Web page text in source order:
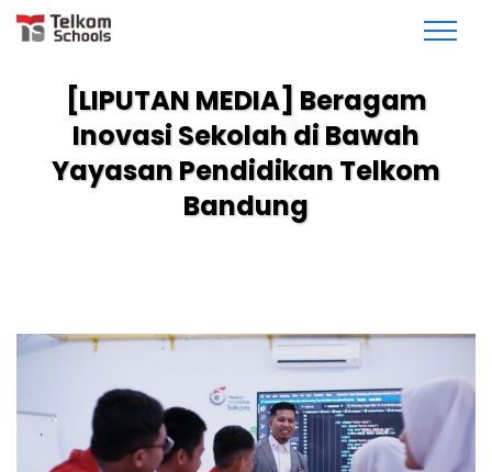
[LIPUTAN MEDIA] Beragam
Inovasi Sekolah di Bawah
Yayasan Pendidikan Telkom
Bandung